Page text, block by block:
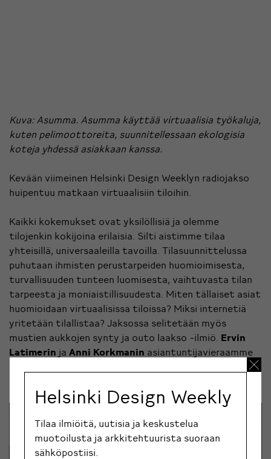
Kuva: Asumma. Asumma käyttää virtuaalisia työkaluja,
kuten pelimoottoreita, suunnitellessaan ekologisia
koteja yhdessä asiakkaan kanssa.
Kevään viimeinen Helsinki Design Weeklyn radiojakso
huipentuu matkaan virtuaalisiin tiloihin.
Kaikki kokemukset ovat yksilöllisiä ja olemme
tilojenkin kokijoina erilaisia. Silti aistimme tilaa
yhteisillä, universaaleilla tavoilla. Tilasuunnittelussa
puhutaan ihmisten perustarpeiden huomioimisesta,
turvallisuuden tunteen luomisesta, vaihtuvasta tilan
tarpeesta ja moniaistillisuudesta. Miten tällaiset asiat
huomioidaan virtuaalisissa tiloissa? Miksi internetiä
yritetään tilallistaa? Jaksossa selitetään myös
mustien aukkojen synty ja outo laakso -ilmiö. Ervin
Latimerin ja Anni Korkmanin asiantuntijavieraamme
Pekka Airaxin
Helsinki Design Weekly
Tilaa ilmiöitä, uutisia ja keskustelua
muotoilusta ja arkkitehtuurista suoraan
sähköpostiisi.